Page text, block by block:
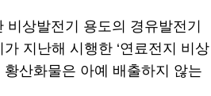
상발전기 용도의 경유발전기
지난해 시행한 ‘연료전지 비상
산화물은 아예 배출하지 않는